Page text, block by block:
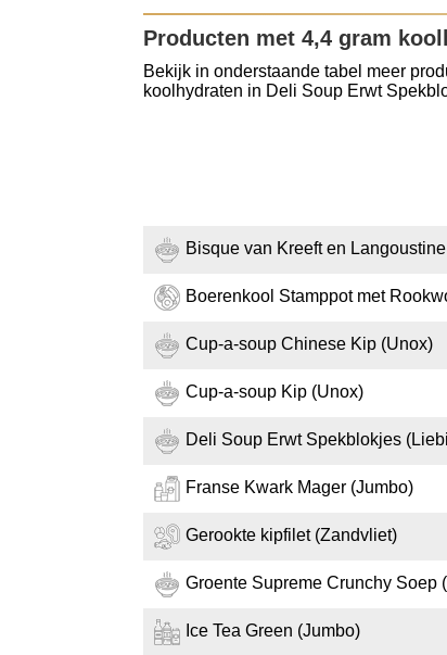
Producten met 4,4 gram
Bekijk in onderstaande tabel meer
koolhydraten in Deli Soup Erwt
Bisque van Kreeft en
Boerenkool Stamppot met
Cup-a-soup Chinese Kip (Unox)
Cup-a-soup Kip (Unox)
Deli Soup Erwt Spekblokjes
Franse Kwark Mager (Jumbo)
Gerookte kipfilet (Zandvliet)
Groente Supreme Crunchy Soep
Ice Tea Green (Jumbo)